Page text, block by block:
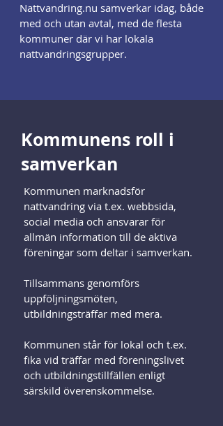
Nattvandring.nu samverkar idag, både
med och utan avtal, med de flesta
kommuner där vi har lokala
nattvandringsgrupper.
Kommunens roll i
samverkan
Kommunen marknadsför
nattvandring via t.ex. webbsida,
social media och ansvarar för
allmän information till de aktiva
föreningar som deltar i samverkan.
Tillsammans genomförs
uppföljningsmöten,
utbildningsträffar med mera.
Kommunen står för lokal och t.ex.
fika vid träffar med föreningslivet
och utbildningstillfällen enligt
särskild överenskommelse.